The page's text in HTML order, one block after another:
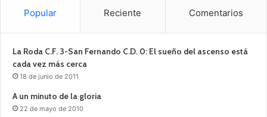
Popular Reciente Comentarios
La Roda C.F. 3-San Fernando C.D. 0: El sueño del ascenso está
cada vez más cerca
18 de junio de 2011
A un minuto de la gloria
22 de mayo de 2010